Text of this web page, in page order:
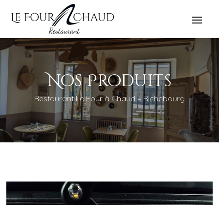
Nos Produits
Restaurant Le Four à Chaud – Richebourg